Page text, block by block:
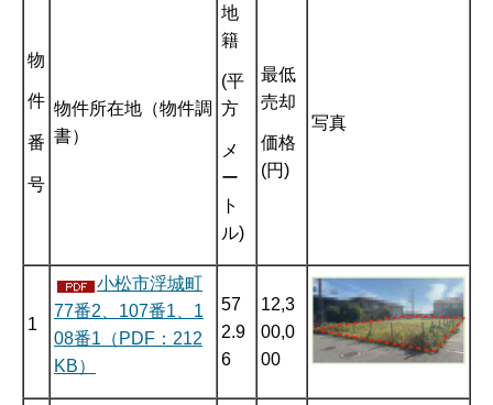
物
件
番
号
物件所在地（物件調
書）
地
籍
(平
方
メ
ー
ト
ル)
最低
売却
価格
(円)
写真
1
小松市浮城町
77番2、107番1、1
08番1（PDF：212
KB）
57
2.9
6
12,3
00,0
00